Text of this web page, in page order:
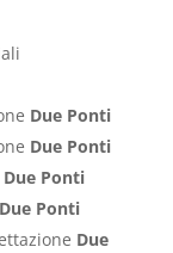
Due Ponti
Due Ponti
Due Ponti
Due Ponti
Due